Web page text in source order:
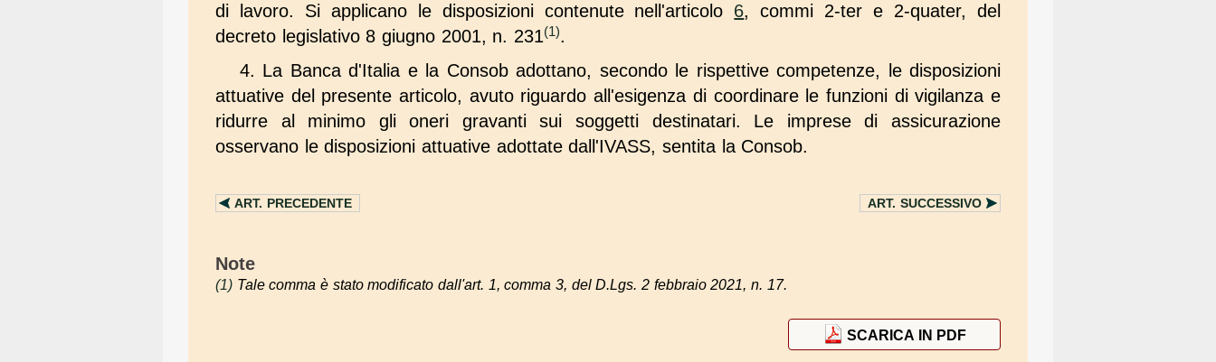
di lavoro. Si applicano le disposizioni contenute nell'articolo 6, commi 2-ter e 2-quater, del
decreto legislativo 8 giugno 2001, n. 231(1).
4. La Banca d'Italia e la Consob adottano, secondo le rispettive competenze, le disposizioni
attuative del presente articolo, avuto riguardo all'esigenza di coordinare le funzioni di vigilanza e
ridurre al minimo gli oneri gravanti sui soggetti destinatari. Le imprese di assicurazione
osservano le disposizioni attuative adottate dall'IVASS, sentita la Consob.
ART. PRECEDENTE ART. SUCCESSIVO
Note
(1) Tale comma è stato modificato dall'art. 1, comma 3, del D.Lgs. 2 febbraio 2021, n. 17.
SCARICA IN PDF